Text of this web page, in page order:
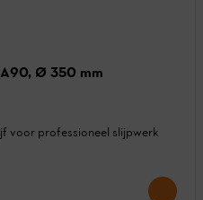
Ø 350 mm
voor professioneel slijpwerk